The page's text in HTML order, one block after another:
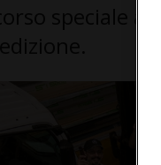
speciale